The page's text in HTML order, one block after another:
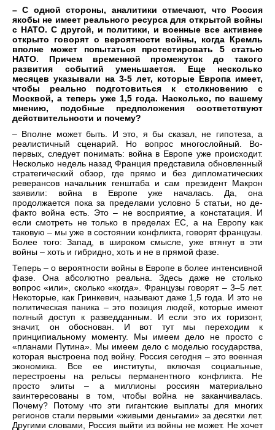
– С одной стороны, аналитики отмечают, что Россия
якобы не имеет реального ресурса для открытой войны
с НАТО. С другой, и политики, и военные все активнее
открыто говорят о вероятности войны, когда Кремль
вполне может попытаться протестировать 5 статью
НАТО. Причем временной промежуток до такого
развития событий уменьшается. Еще несколько
месяцев указывали на 3-5 лет, которые Европа имеет,
чтобы реально подготовиться к столкновению с
Москвой, а теперь уже 1,5 года. Насколько, по вашему
мнению, подобные предположения соответствуют
действительности и почему?
– Вполне может быть. И это, я бы сказал, не гипотеза, а
реалистичный сценарий. Но вопрос многослойный. Во-
первых, следует понимать: война в Европе уже происходит.
Несколько недель назад Франция представила обновленный
стратегический обзор, где прямо и без дипломатических
реверансов начальник генштаба и сам президент Макрон
заявили: война в Европе уже началась. Да, она
продолжается пока за пределами условно 5 статьи, но де-
факто война есть. Это – не восприятие, а констатация. И
если смотреть не только в пределах ЕС, а на Европу как
таковую – мы уже в состоянии конфликта, говорят французы.
Более того: Запад, в широком смысле, уже втянут в эти
войны – хоть и гибридно, хоть и не в прямой фазе.
Теперь – о вероятности войны в Европе в более интенсивной
фазе. Она абсолютно реальна. Здесь даже не столько
вопрос «или», сколько «когда». Французы говорят – 3–5 лет.
Некоторые, как Гринкевич, называют даже 1,5 года. И это не
политическая паника – это позиция людей, которые имеют
полный доступ к разведданным. И если это их горизонт,
значит, он обоснован. И вот тут мы переходим к
принципиальному моменту. Мы имеем дело не просто с
«планами Путина». Мы имеем дело с моделью государства,
которая выстроена под войну. Россия сегодня – это военная
экономика. Все ее институты, включая социальные,
перестроены на рельсы перманентного конфликта. Не
просто элиты – а миллионы россиян материально
заинтересованы в том, чтобы война не заканчивалась.
Почему? Потому что эти гигантские выплаты для многих
регионов стали первыми «живыми деньгами» за десятки лет.
Другими словами, Россия выйти из войны не может. Не хочет